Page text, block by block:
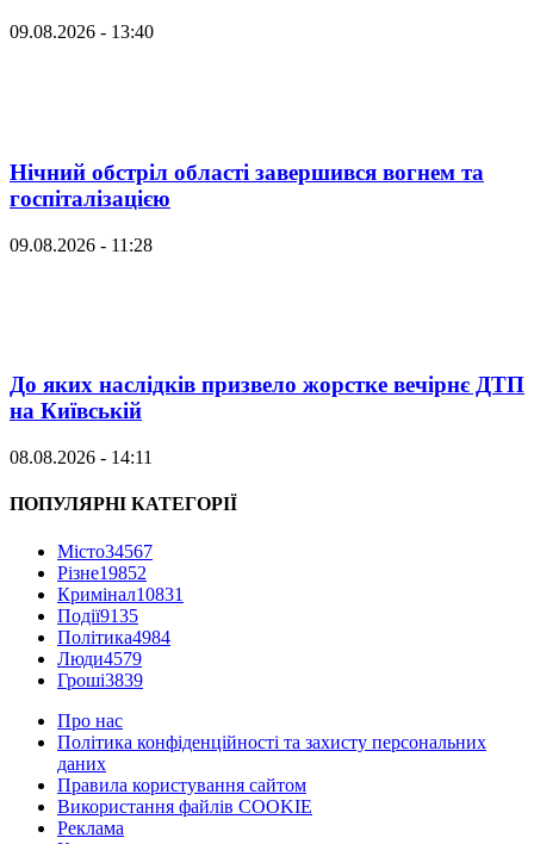
09.08.2026 - 13:40
Нічний обстріл області завершився вогнем та
госпіталізацією
09.08.2026 - 11:28
До яких наслідків призвело жорстке вечірнє ДТП
на Київській
08.08.2026 - 14:11
ПОПУЛЯРНІ КАТЕГОРІЇ
Місто34567
Різне19852
Кримінал10831
Події9135
Політика4984
Люди4579
Гроші3839
Про нас
Політика конфіденційності та захисту персональних
даних
Правила користування сайтом
Використання файлів COOKIE
Реклама